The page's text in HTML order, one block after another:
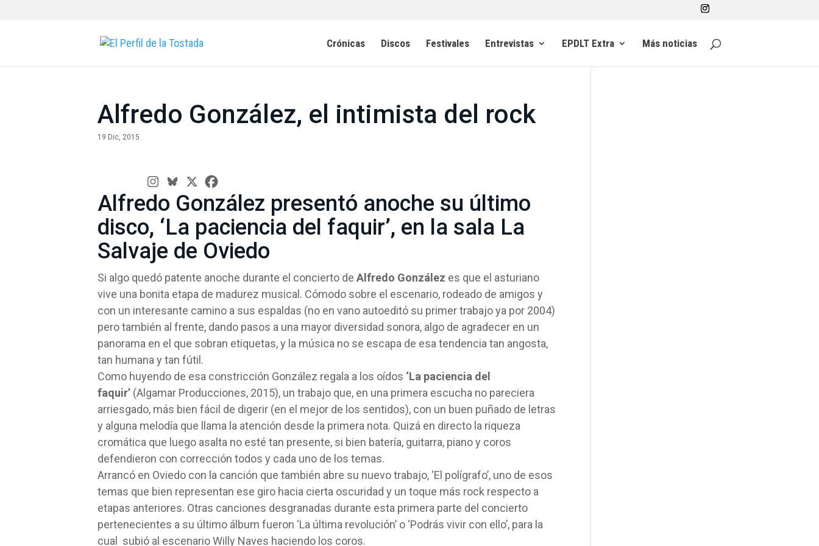
Crónicas Discos Festivales Entrevistas EPDLT Extra Más noticias
Alfredo González, el intimista del rock
19 Dic, 2015
Alfredo González presentó anoche su último
disco, ‘La paciencia del faquir’, en la sala La
Salvaje de Oviedo
Si algo quedó patente anoche durante el concierto de Alfredo González es que el asturiano
vive una bonita etapa de madurez musical. Cómodo sobre el escenario, rodeado de amigos y
con un interesante camino a sus espaldas (no en vano autoeditó su primer trabajo ya por 2004)
pero también al frente, dando pasos a una mayor diversidad sonora, algo de agradecer en un
panorama en el que sobran etiquetas, y la música no se escapa de esa tendencia tan angosta,
tan humana y tan fútil.
Como huyendo de esa constricción González regala a los oídos ‘La paciencia del
faquir’ (Algamar Producciones, 2015), un trabajo que, en una primera escucha no pareciera
arriesgado, más bien fácil de digerir (en el mejor de los sentidos), con un buen puñado de letras
y alguna melodía que llama la atención desde la primera nota. Quizá en directo la riqueza
cromática que luego asalta no esté tan presente, si bien batería, guitarra, piano y coros
defendieron con corrección todos y cada uno de los temas.
Arrancó en Oviedo con la canción que también abre su nuevo trabajo, ‘El polígrafo’, uno de esos
temas que bien representan ese giro hacia cierta oscuridad y un toque más rock respecto a
etapas anteriores. Otras canciones desgranadas durante esta primera parte del concierto
pertenecientes a su último álbum fueron ‘La última revolución’ o ‘Podrás vivir con ello’, para la
cual subió al escenario Willy Naves haciendo los coros.